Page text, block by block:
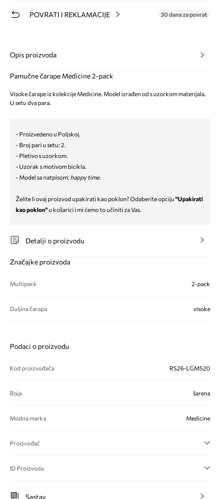
POVRATI I REKLAMACIJE 30 dana za povrat
Opis proizvoda
Pamučne čarape Medicine 2-pack
Visoke čarape iz kolekcije Medicine. Model izrađen od s uzorkom materijala.
U setu dva para.
- Proizvedeno u Poljskoj.
- Broj pari u setu: 2.
- Pletivo s uzorkom.
- Uzorak s motivom bicikla.
- Model sa natpisom: happy time.
Želite li ovaj proizvod upakirati kao poklon? Odaberite opciju "Upakirati
kao poklon"u košarici i mi ćemo to učiniti za Vas.
Detalji o proizvodu
Značajke proizvoda
Multipack 2-pack
Duljina čarapa visoke
Podaci o proizvodu
Kod proizvođača RS26-LGM520
Boja šarena
Modna marka Medicine
Proizvođač
ID Proizvoda
Sastav